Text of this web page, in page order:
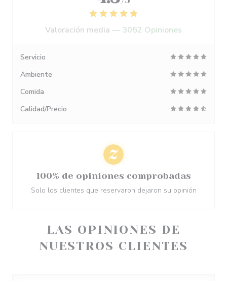
LAS OPINIONES DE
NUESTROS CLIENTES
Valoración media — 3052 Opiniones
Servicio
Ambiente
Comida
Calidad/Precio
100% de opiniones comprobadas
Solo los clientes que reservaron dejaron su opinión